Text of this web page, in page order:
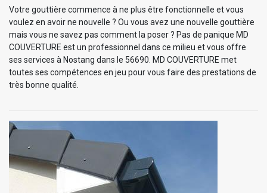
Votre gouttière commence à ne plus être fonctionnelle et vous
voulez en avoir ne nouvelle ? Ou vous avez une nouvelle gouttière
mais vous ne savez pas comment la poser ? Pas de panique MD
COUVERTURE est un professionnel dans ce milieu et vous offre
ses services à Nostang dans le 56690. MD COUVERTURE met
toutes ses compétences en jeu pour vous faire des prestations de
très bonne qualité.